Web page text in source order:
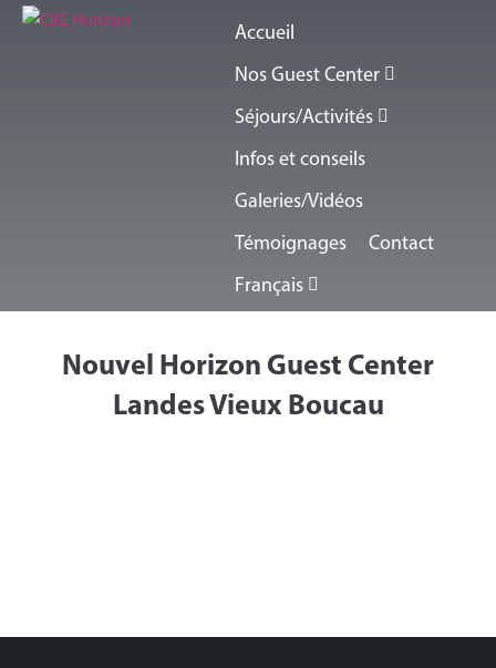
Accueil
Nos Guest Center
Séjours/Activités
Infos et conseils
Galeries/Vidéos
Témoignages
Contact
Français
Nouvel Horizon Guest Center
Landes Vieux Boucau